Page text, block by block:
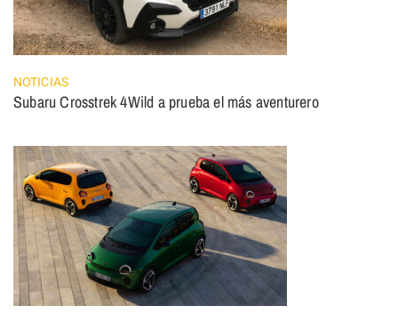
NOTICIAS
Subaru Crosstrek 4Wild a prueba el más aventurero